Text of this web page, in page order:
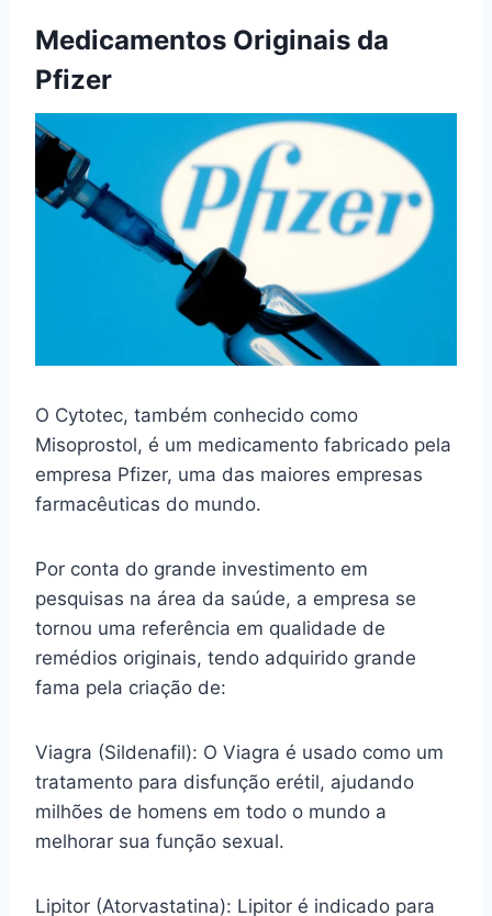
Medicamentos Originais da
Pfizer
O Cytotec, também conhecido como
Misoprostol, é um medicamento fabricado pela
empresa Pfizer, uma das maiores empresas
farmacêuticas do mundo.
Por conta do grande investimento em
pesquisas na área da saúde, a empresa se
tornou uma referência em qualidade de
remédios originais, tendo adquirido grande
fama pela criação de:
Viagra (Sildenafil): O Viagra é usado como um
tratamento para disfunção erétil, ajudando
milhões de homens em todo o mundo a
melhorar sua função sexual.
Lipitor (Atorvastatina): Lipitor é indicado para